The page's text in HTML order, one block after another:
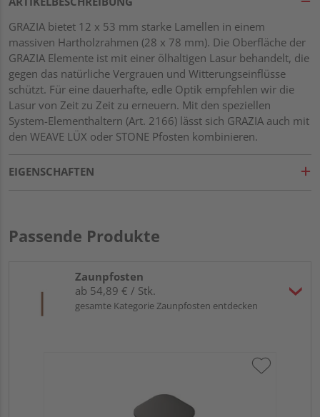
GRAZIA bietet 12 x 53 mm starke Lamellen in einem
massiven Hartholzrahmen (28 x 78 mm). Die Oberfläche der
GRAZIA Elemente ist mit einer ölhaltigen Lasur behandelt, die
gegen das natürliche Vergrauen und Witterungseinflüsse
schützt. Für eine dauerhafte, edle Optik empfehlen wir die
Lasur von Zeit zu Zeit zu erneuern. Mit den speziellen
System-Elementhaltern (Art. 2166) lässt sich GRAZIA auch mit
den WEAVE LÜX oder STONE Pfosten kombinieren.
EIGENSCHAFTEN
Passende Produkte
Zaunpfosten
ab 54,89 € / Stk.
gesamte Kategorie Zaunpfosten entdecken